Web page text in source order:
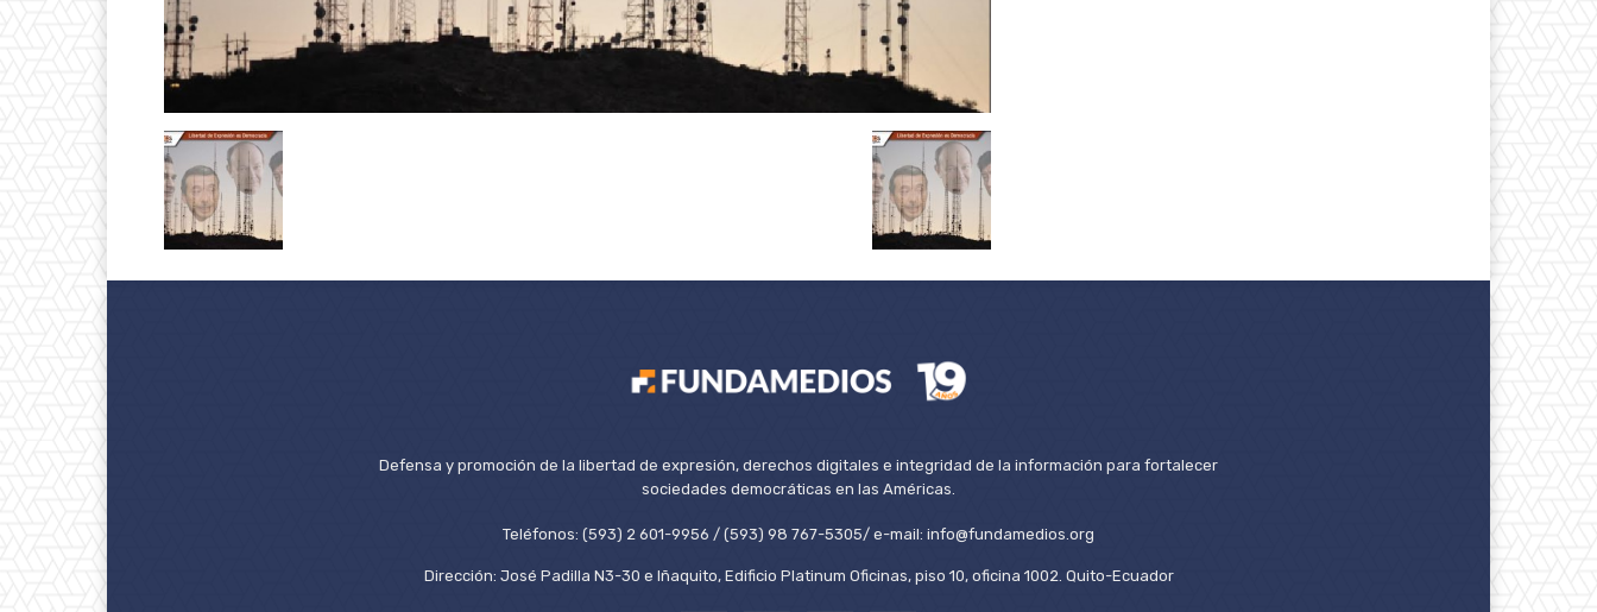
Defensa y promoción de la libertad de expresión, derechos digitales e integridad de la información para fortalecer
sociedades democráticas en las Américas.
Teléfonos: (593) 2 601-9956 / (593) 98 767-5305/ e-mail: info@fundamedios.org
Dirección: José Padilla N3-30 e Iñaquito, Edificio Platinum Oficinas, piso 10, oficina 1002. Quito-Ecuador